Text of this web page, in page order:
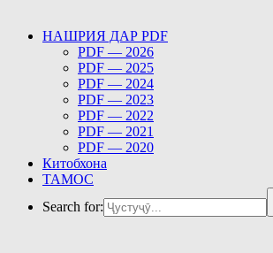
НАШРИЯ ДАР PDF
PDF — 2026
PDF — 2025
PDF — 2024
PDF — 2023
PDF — 2022
PDF — 2021
PDF — 2020
Китобхона
ТАМОС
Search for: